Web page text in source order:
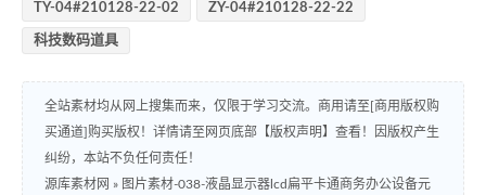
TY-04#210128-22-02 ZY-04#210128-22-22
科技数码道具
全站素材均从网上搜集而来，仅限于学习交流。商用请至[商用版权购
买通道]购买版权！详情请至网页底部【版权声明】查看！因版权产生
纠纷，本站不负任何责任！
源库素材网 » 图片素材-038-液晶显示器lcd扁平卡通商务办公设备元